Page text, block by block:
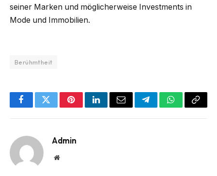
seiner Marken und möglicherweise Investments in
Mode und Immobilien.
Berühmtheit
FacebookTwitterPinterestLinkedInEmail TelegramWhatsApp
Copy
Admin
Website